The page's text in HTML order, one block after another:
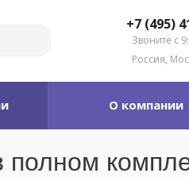
+7 (495)
Звоните с
Россия,
О компании